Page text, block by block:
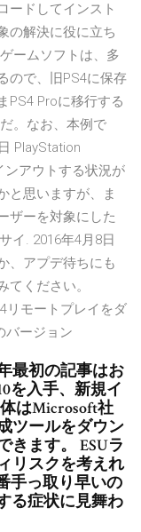
ードしてインスト
の解決に役に立ち
ームソフトは、多
ので、旧PS4に保存
PS4 Proに移行する
。なお、本例で
PlayStation
ンアウトする状況が
と思いますが、ま
ザーを対象にした
イ. 2016年4月8日
、アプデ待ちにも
ください。
リモートプレイをダ
バージョン
最初の記事はお
を入手、新規イ
はMicrosoft社
ツールをダウン
きます。 ESUラ
リスクを考えれ
手っ取り早いの
る症状に見舞わ